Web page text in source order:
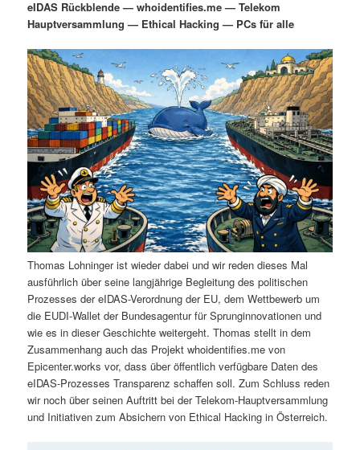
m
ä
r
e
n
I
n
h
a
l
t
s
u
n
d
ä
r
e
n
I
n
h
a
s
n
a
v
i
g
a
t
i
o
n
eIDAS Rückblende — whoidentifies.me — Telekom
Hauptversammlung — Ethical Hacking — PCs für alle
Thomas Lohninger ist wieder dabei und wir reden dieses Mal
ausführlich über seine langjährige Begleitung des politischen
Prozesses der eIDAS-Verordnung der EU, dem Wettbewerb um
die EUDI-Wallet der Bundesagentur für Sprunginnovationen und
wie es in dieser Geschichte weitergeht. Thomas stellt in dem
Zusammenhang auch das Projekt whoidentifies.me von
Epicenter.works vor, dass über öffentlich verfügbare Daten des
eIDAS-Prozesses Transparenz schaffen soll. Zum Schluss reden
wir noch über seinen Auftritt bei der Telekom-Hauptversammlung
und Initiativen zum Absichern von Ethical Hacking in Österreich.